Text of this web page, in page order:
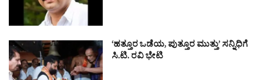
‘ಹತ್ತೂರ ಒಡೆಯ, ಪುತ್ತೂರ ಮುತ್ತು’ ಸನ್ನಿಧಿಗೆ
ಸಿ.ಟಿ. ರವಿ ಭೇಟಿ